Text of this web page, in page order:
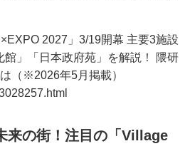
2027」3/19開幕 主要3施設
館」「日本政府苑」を解説！ 隈研
（※2026年5月掲載）
来の街！注目の「Village